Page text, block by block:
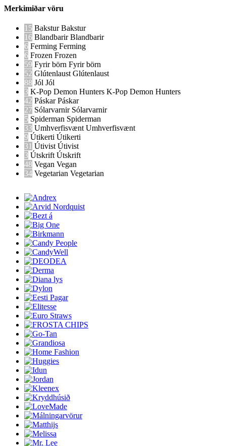
Merkimiðar vöru
15 BaksturBakstur
16 BlandbarirBlandbarir
6 Ferming Ferming
6 Frozen Frozen
59 Fyrir börn Fyrir börn
52 Glútenlaust Glútenlaust
88 Jól Jól
3 K-Pop Demon Hunters K-Pop Demon Hunters
42 PáskarPáskar
27 Sólarvarnir Sólarvarnir
5 Spiderman Spiderman
33 Umhverfisvænt Umhverfisvænt
9 Útikerti Útikerti
31 Útivist Útivist
3 Útskrift Útskrift
48 Vegan Vegan
34 Vegetarian Vegetarian